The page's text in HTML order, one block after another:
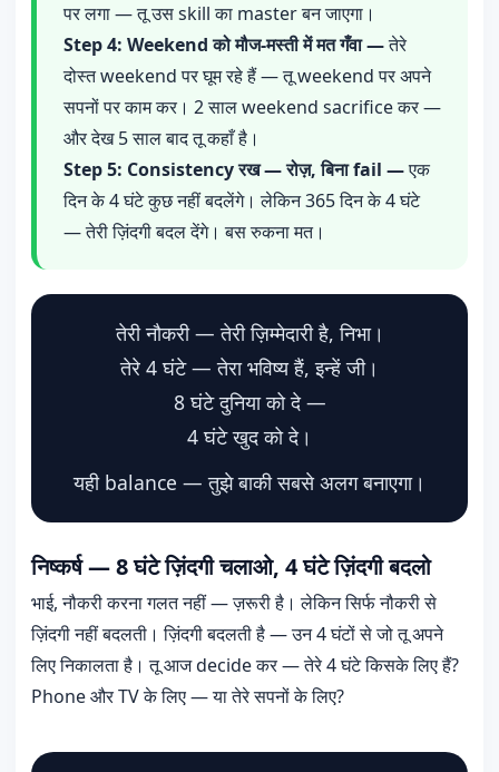
पर लगा — तू उस skill का master बन जाएगा।
Step 4: Weekend को मौज-मस्ती में मत गँवा —तेरे
दोस्त weekend पर घूम रहे हैं — तू weekend पर अपने
सपनों पर काम कर। 2 साल weekend sacrifice कर —
और देख 5 साल बाद तू कहाँ है।
Step 5: Consistency रख — रोज़, बिना fail —एक
दिन के 4 घंटे कुछ नहीं बदलेंगे। लेकिन 365 दिन के 4 घंटे
— तेरी ज़िंदगी बदल देंगे। बस रुकना मत।
तेरी नौकरी — तेरी ज़िम्मेदारी है, निभा।
तेरे 4 घंटे — तेरा भविष्य हैं, इन्हें जी।
8 घंटे दुनिया को दे —
4 घंटे खुद को दे।
यही balance — तुझे बाकी सबसे अलग बनाएगा।
निष्कर्ष — 8 घंटे ज़िंदगी चलाओ, 4 घंटे ज़िंदगी बदलो
भाई, नौकरी करना गलत नहीं — ज़रूरी है। लेकिन सिर्फ नौकरी से
ज़िंदगी नहीं बदलती। ज़िंदगी बदलती है — उन 4 घंटों से जो तू अपने
लिए निकालता है। तू आज decide कर — तेरे 4 घंटे किसके लिए हैं?
Phone और TV के लिए — या तेरे सपनों के लिए?